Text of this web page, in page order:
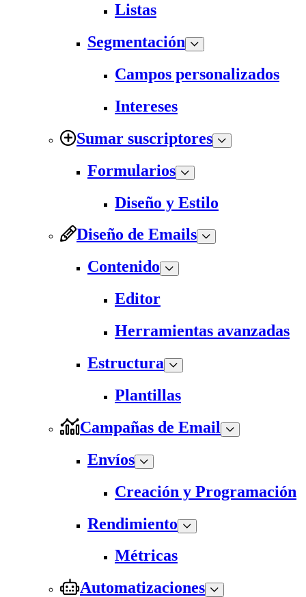
Listas
Segmentación
Campos personalizados
Intereses
Sumar suscriptores
Formularios
Diseño y Estilo
Diseño de Emails
Contenido
Editor
Herramientas avanzadas
Estructura
Plantillas
Campañas de Email
Envíos
Creación y Programación
Rendimiento
Métricas
Automatizaciones